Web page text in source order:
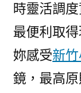
時靈活調
最便利取
妳感受新
鏡，最高